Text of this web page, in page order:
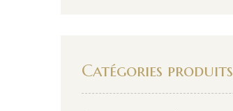
Catégories produits